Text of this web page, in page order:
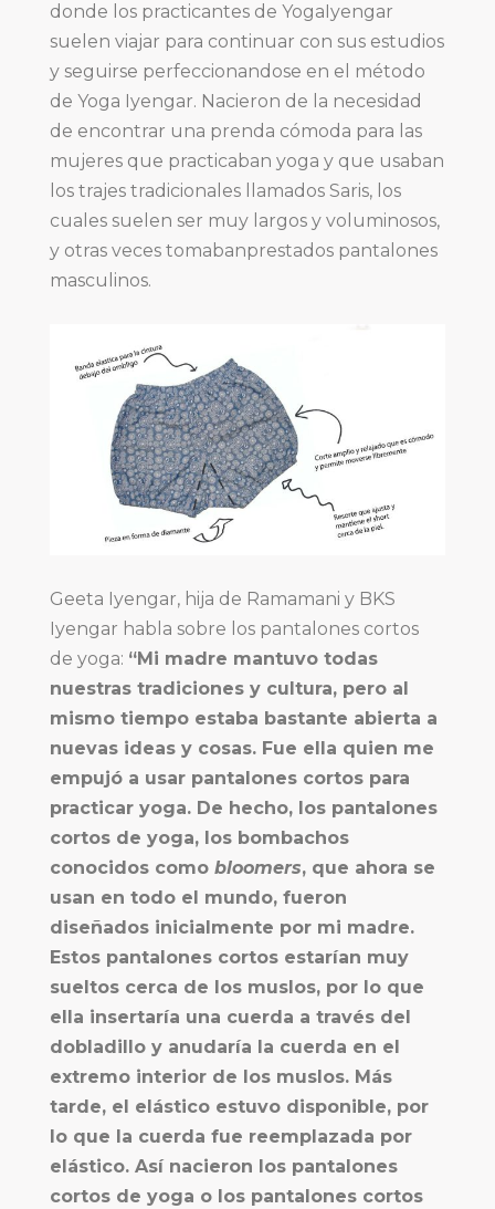
donde los practicantes de YogaIyengar
suelen viajar para continuar con sus estudios
y seguirse perfeccionandose en el método
de Yoga Iyengar. Nacieron de la necesidad
de encontrar una prenda cómoda para las
mujeres que practicaban yoga y que usaban
los trajes tradicionales llamados Saris, los
cuales suelen ser muy largos y voluminosos,
y otras veces tomabanprestados pantalones
masculinos.
Geeta Iyengar, hija de Ramamani y BKS
Iyengar habla sobre los pantalones cortos
de yoga: “Mi madre mantuvo todas
nuestras tradiciones y cultura, pero al
mismo tiempo estaba bastante abierta a
nuevas ideas y cosas. Fue ella quien me
empujó a usar pantalones cortos para
practicar yoga. De hecho, los pantalones
cortos de yoga, los bombachos
conocidos como bloomers, que ahora se
usan en todo el mundo, fueron
diseñados inicialmente por mi madre.
Estos pantalones cortos estarían muy
sueltos cerca de los muslos, por lo que
ella insertaría una cuerda a través del
dobladillo y anudaría la cuerda en el
extremo interior de los muslos. Más
tarde, el elástico estuvo disponible, por
lo que la cuerda fue reemplazada por
elástico. Así nacieron los pantalones
cortos de yoga o los pantalones cortos